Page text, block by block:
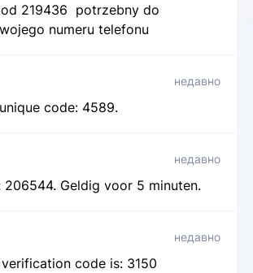
219436 potrzebny do
numeru telefonu
недавно
code: 4589.
недавно
206544. Geldig voor 5 minuten.
недавно
code is: 3150